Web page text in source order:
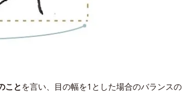
ことを言い、目の幅を1とした場合のバランスの